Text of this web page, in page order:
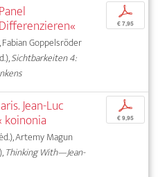
Goppelsröder
Sichtbarkeiten 4:
p
€ 7,95
Jean-Luc
koinonia
Artemy Magun
Thinking With—Jean-
p
€ 9,95